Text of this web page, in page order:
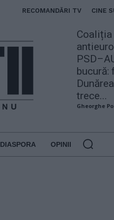
RECOMANDĂRI TV CINE
Coaliția
bucură:
trece...
Gheorghe
DIASPORA OPINII